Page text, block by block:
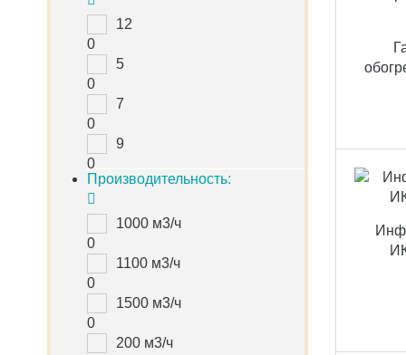
12
0
5
0
7
0
9
0
Производительность:
1000 м3/ч
0
1100 м3/ч
0
1500 м3/ч
0
200 м3/ч